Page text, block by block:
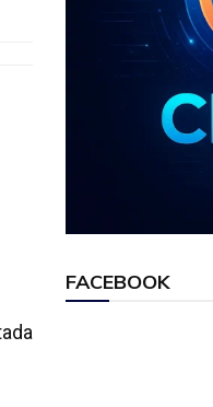
FACEBOOK